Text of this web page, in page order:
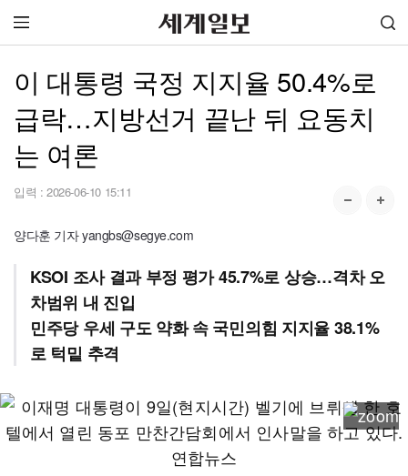
이 대통령 국정 지지율 50.4%로
급락…지방선거 끝난 뒤 요동치
는 여론
입력 : 2026-06-10 15:11
양다훈 기자 yangbs@segye.com
KSOI 조사 결과 부정 평가 45.7%로 상승…격차 오
차범위 내 진입
민주당 우세 구도 약화 속 국민의힘 지지율 38.1%
로 턱밑 추격